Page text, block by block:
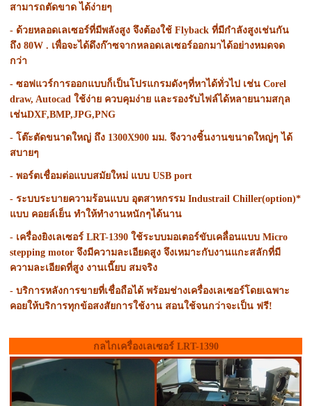
สามารถตัดขาด ได้ง่ายๆ
- ด้วยหลอดเลเซอร์ที่มีพลังสูง จึงต้องใช้ Flyback ที่มีกำลังสูงเช่นกัน
ถึง 80W . เพื่อจะได้ดึงก๊าซจากหลอดเลเซอร์ออกมาได้อย่างหมดจด
กว่า
- ซอฟแวร์การออกแบบก็เป็นโปรแกรมดังๆที่หาได้ทั่วไป เช่น Corel
draw, Autocad ใช้ง่าย ควบคุมง่าย และรองรับไฟล์ได้หลายนามสกุล
เช่นDXF,BMP,JPG,PNG
- โต๊ะตัดขนาดใหญ่ ถึง 1300X900 มม. จึงวางชิ้นงานขนาดใหญ่ๆ ได้
สบายๆ
- พอร์ตเชื่อมต่อแบบสมัยใหม่ แบบ USB port
- ระบบระบายความร้อนแบบ อุตสาหกรรม Industrail Chiller(option)*
แบบ คอยล์เย็น ทำให้ทำงานหนักๆได้นาน
- เครื่องยิงเลเซอร์ LRT-1390 ใช้ระบบมอเตอร์ขับเคลื่อนแบบ Micro
stepping motor จึงมีความละเอียดสูง จึงเหมาะกับงานแกะสลักที่มี
ความละเอียดที่สูง งานเนี๊ยบ สมจริง
- บริการหลังการขายที่เชื่อถือได้ พร้อมช่างเครื่องเลเซอร์โดยเฉพาะ
คอยให้บริการทุกข้อสงสัยการใช้งาน สอนใช้จนกว่าจะเป็น ฟรี!
กลไกเครื่องเลเซอร์ LRT-1390